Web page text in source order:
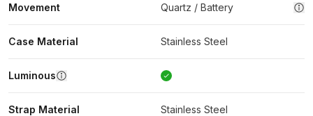
Movement Quartz / Battery
Case Material Stainless Steel
Luminous
Strap Material Stainless Steel